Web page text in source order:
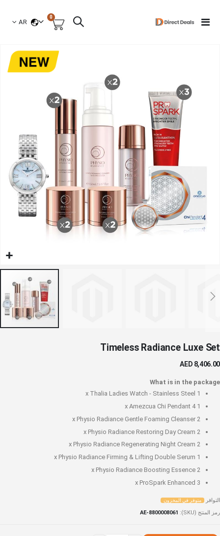
Toggle
السلة
0العناصر
لغة
AR
إلى
معرض
الصور
Timeless Radiance Luxe Set
AED 8,406.00
What is in the package
1 x
Thalia Ladies Watch - Stainless Steel
1 x
Amezcua Chi Pendant 4
2 x
Physio Radiance Gentle Foaming Cleanser
2 x
Physio Radiance Restoring Day Cream
2 x
Physio Radiance Regenerating Night Cream
1 x
Physio Radiance Firming & Lifting Double Serum
2 x
Physio Radiance Boosting Essence
3 x
ProSpark Enhanced
التوافر متوفر في المخزون
رمز المنتج (SKU) AE-8800008061